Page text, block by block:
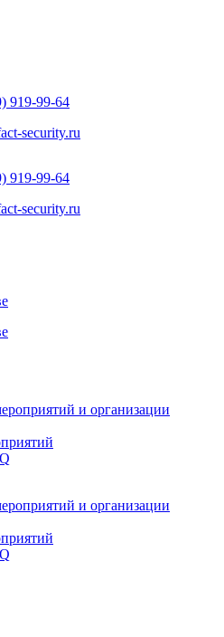
919-99-64
security.ru
919-99-64
security.ru
и организации
и организации